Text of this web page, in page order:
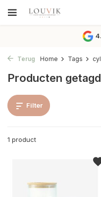
Terug Home Tags
Producten
Filter
1 product